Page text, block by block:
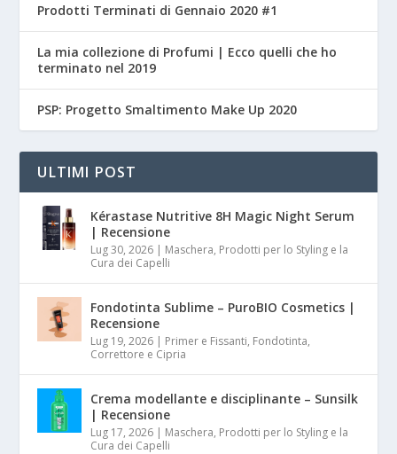
Prodotti Terminati di Gennaio 2020 #1
La mia collezione di Profumi | Ecco quelli che ho
terminato nel 2019
PSP: Progetto Smaltimento Make Up 2020
ULTIMI POST
Kérastase Nutritive 8H Magic Night Serum
| Recensione
Lug 30, 2026 | Maschera, Prodotti per lo Styling e la
Cura dei Capelli
Fondotinta Sublime – PuroBIO Cosmetics |
Recensione
Lug 19, 2026 | Primer e Fissanti, Fondotinta,
Correttore e Cipria
Crema modellante e disciplinante – Sunsilk
| Recensione
Lug 17, 2026 | Maschera, Prodotti per lo Styling e la
Cura dei Capelli